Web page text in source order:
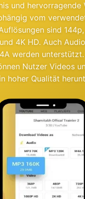
und hervorragende
vom
sind
4K HD. Auch
werden
Nutzer Videos
hoher Qualität